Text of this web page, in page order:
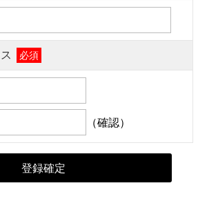
必須
（確認）